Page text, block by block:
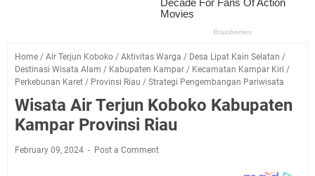
Home / Air Terjun Koboko / Aktivitas Warga / Desa Lipat Kain Selatan /
Destinasi Wisata Alam / Kabupaten Kampar / Kecamatan Kampar Kiri /
Perkebunan Karet / Provinsi Riau / Strategi Pengembangan Pariwisata
Wisata Air Terjun Koboko Kabupaten
Kampar Provinsi Riau
February 09, 2024 Post a Comment